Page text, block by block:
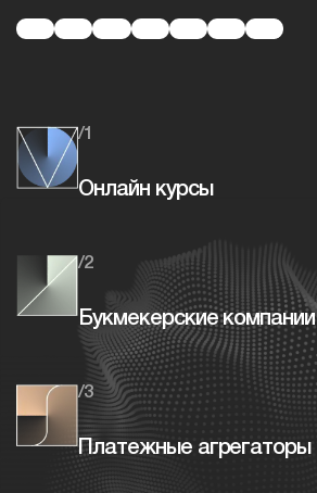
/1
Онлайн курсы
/2
Букмекерские компании
/3
Платежные агрегаторы